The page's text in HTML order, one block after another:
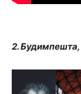
2. Будимпешта,